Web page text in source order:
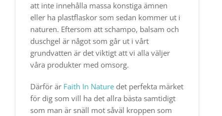
att inte innehålla massa konstiga ämnen
eller ha plastflaskor som sedan kommer ut i
naturen. Eftersom att schampo, balsam och
duschgel är något som går ut i vårt
grundvatten är det viktigt att vi alla väljer
våra produkter med omsorg.
Därför är Faith In Nature det perfekta märket
för dig som vill ha det allra bästa samtidigt
som man är snäll mot såväl kroppen som